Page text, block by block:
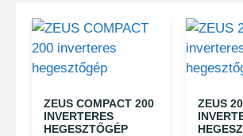
ZEUS COMPACT 200
INVERTERES
HEGESZTŐGÉP
ZEUS